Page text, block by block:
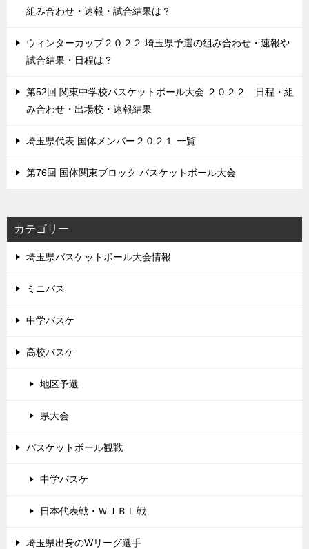
組み合わせ・速報・試合結果は？
ウィンターカップ２０２２ 埼玉県予選の組み合わせ・速報や
試合結果・日程は？
第52回 関東中学校バスケットボール大会 ２０２２ 日程・組
み合わせ・出場校・速報結果
埼玉県代表 国体メンバー２０２１ 一覧
第76回 国体関東ブロック バスケットボール大会
カテゴリー
埼玉県バスケットボール大会情報
ミニバス
中学バスケ
高校バスケ
地区予選
県大会
バスケットボール観戦
中学バスケ
日本代表戦・ＷＪＢＬ戦
埼玉県出身のWリーグ選手